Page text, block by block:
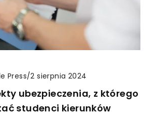
Press/2 sierpnia 2024
ubezpieczenia, z którego
studenci kierunków